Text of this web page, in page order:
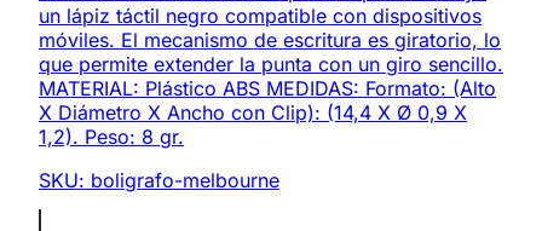
un lápiz táctil negro compatible con dispositivos
móviles. El mecanismo de escritura es giratorio, lo
que permite extender la punta con un giro sencillo.
MATERIAL: Plástico ABS MEDIDAS: Formato: (Alto
X Diámetro X Ancho con Clip): (14,4 X Ø 0,9 X
1,2). Peso: 8 gr.
SKU: boligrafo-melbourne